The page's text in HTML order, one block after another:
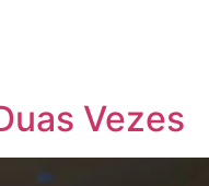
Vezes